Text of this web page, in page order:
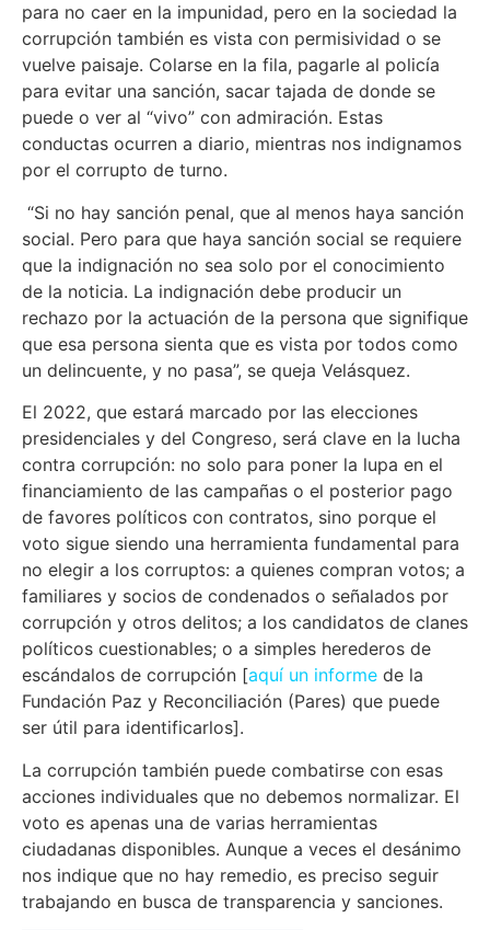
para no caer en la impunidad, pero en la sociedad la
corrupción también es vista con permisividad o se
vuelve paisaje. Colarse en la fila, pagarle al policía
para evitar una sanción, sacar tajada de donde se
puede o ver al “vivo” con admiración. Estas
conductas ocurren a diario, mientras nos indignamos
por el corrupto de turno.
“Si no hay sanción penal, que al menos haya sanción
social. Pero para que haya sanción social se requiere
que la indignación no sea solo por el conocimiento
de la noticia. La indignación debe producir un
rechazo por la actuación de la persona que signifique
que esa persona sienta que es vista por todos como
un delincuente, y no pasa”, se queja Velásquez.
El 2022, que estará marcado por las elecciones
presidenciales y del Congreso, será clave en la lucha
contra corrupción: no solo para poner la lupa en el
financiamiento de las campañas o el posterior pago
de favores políticos con contratos, sino porque el
voto sigue siendo una herramienta fundamental para
no elegir a los corruptos: a quienes compran votos; a
familiares y socios de condenados o señalados por
corrupción y otros delitos; a los candidatos de clanes
políticos cuestionables; o a simples herederos de
escándalos de corrupción [aquí un informe de la
Fundación Paz y Reconciliación (Pares) que puede
ser útil para identificarlos].
La corrupción también puede combatirse con esas
acciones individuales que no debemos normalizar. El
voto es apenas una de varias herramientas
ciudadanas disponibles. Aunque a veces el desánimo
nos indique que no hay remedio, es preciso seguir
trabajando en busca de transparencia y sanciones.